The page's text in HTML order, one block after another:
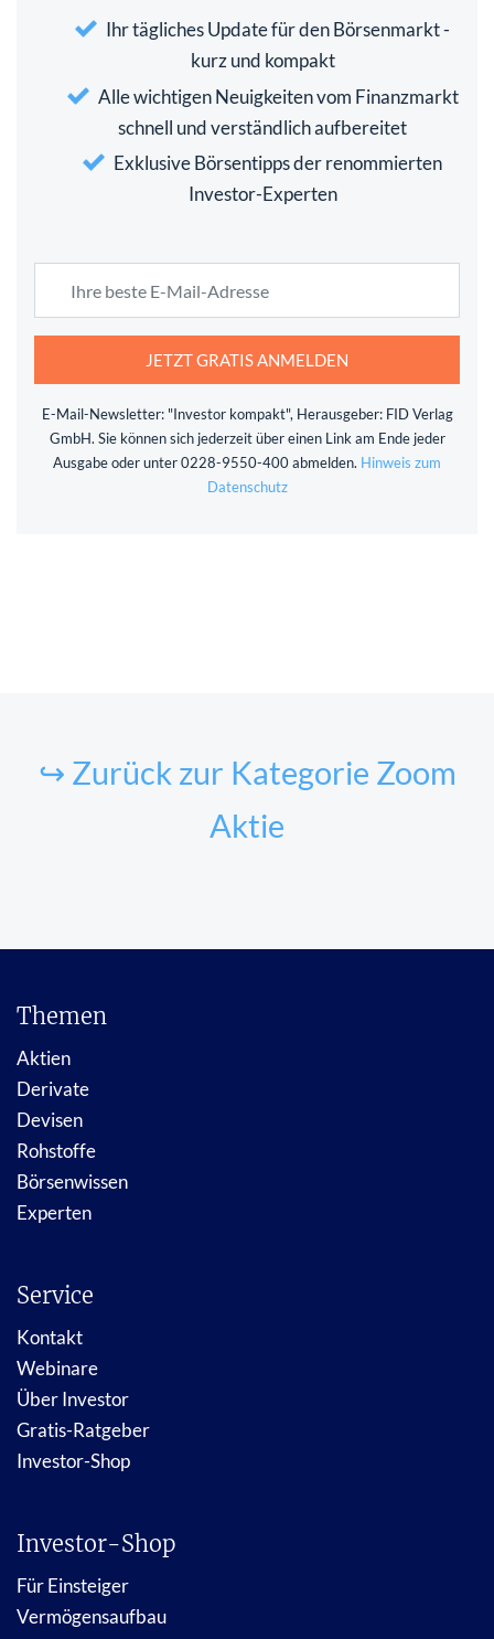
Ihr tägliches Update für den Börsenmarkt -
kurz und kompakt
Alle wichtigen Neuigkeiten vom Finanzmarkt
schnell und verständlich aufbereitet
Exklusive Börsentipps der renommierten
Investor-Experten
JETZT GRATIS ANMELDEN
E-Mail-Newsletter: "Investor kompakt", Herausgeber: FID Verlag
GmbH. Sie können sich jederzeit über einen Link am Ende jeder
Ausgabe oder unter 0228-9550-400 abmelden. Hinweis zum
Datenschutz
↪ Zurück zur Kategorie Zoom
Aktie
Themen
Aktien
Derivate
Devisen
Rohstoffe
Börsenwissen
Experten
Service
Kontakt
Webinare
Über Investor
Gratis-Ratgeber
Investor-Shop
Investor-Shop
Für Einsteiger
Vermögensaufbau